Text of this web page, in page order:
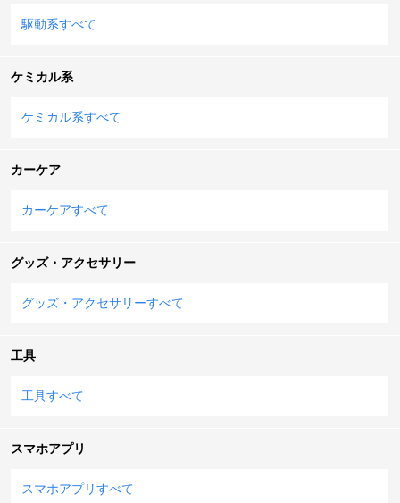
駆動系すべて
ケミカル系
ケミカル系すべて
カーケア
カーケアすべて
グッズ・アクセサリー
グッズ・アクセサリーすべて
工具
工具すべて
スマホアプリ
スマホアプリすべて